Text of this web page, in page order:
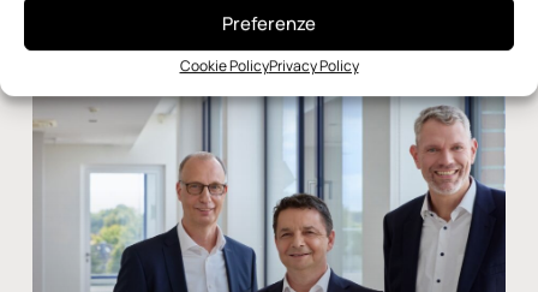
Preferenze
Cookie PolicyPrivacy Policy
TI POTREBBERO
INTERESSARE